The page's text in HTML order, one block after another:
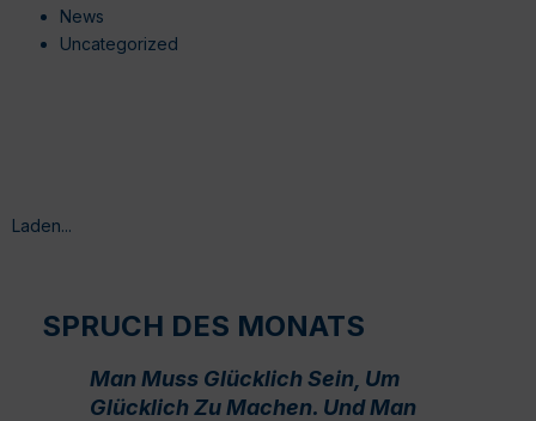
News
Uncategorized
Laden...
SPRUCH DES MONATS
Man Muss Glücklich Sein, Um
Glücklich Zu Machen. Und Man